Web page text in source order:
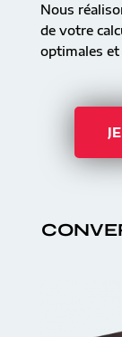
Nous
de votre
optimales et